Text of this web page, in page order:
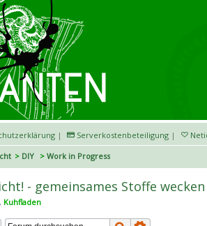
| Serverkostenbeteiligung |
DIY Work in Progress
- gemeinsames Stoffe wecken
, Kuhfladen